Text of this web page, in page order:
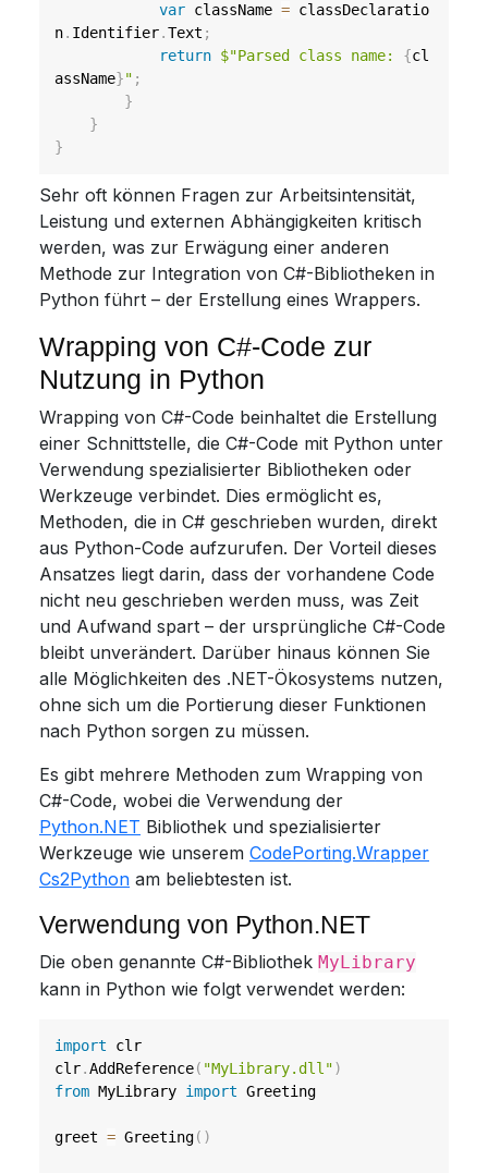
var className = classDeclaratio
n. Identifier.Text ;
return $"Parsed class name: {cl
assName}" ;
}
}
}
Sehr oft können Fragen zur Arbeitsintensität,
Leistung und externen Abhängigkeiten kritisch
werden, was zur Erwägung einer anderen
Methode zur Integration von C#-Bibliotheken in
Python führt – der Erstellung eines Wrappers.
Wrapping von C#-Code zur
Nutzung in Python
Wrapping von C#-Code beinhaltet die Erstellung
einer Schnittstelle, die C#-Code mit Python unter
Verwendung spezialisierter Bibliotheken oder
Werkzeuge verbindet. Dies ermöglicht es,
Methoden, die in C# geschrieben wurden, direkt
aus Python-Code aufzurufen. Der Vorteil dieses
Ansatzes liegt darin, dass der vorhandene Code
nicht neu geschrieben werden muss, was Zeit
und Aufwand spart – der ursprüngliche C#-Code
bleibt unverändert. Darüber hinaus können Sie
alle Möglichkeiten des .NET-Ökosystems nutzen,
ohne sich um die Portierung dieser Funktionen
nach Python sorgen zu müssen.
Es gibt mehrere Methoden zum Wrapping von
C#-Code, wobei die Verwendung der
Python.NET Bibliothek und spezialisierter
Werkzeuge wie unserem CodePorting.Wrapper
Cs2Python am beliebtesten ist.
Verwendung von Python.NET
Die oben genannte C#-Bibliothek MyLibrary
kann in Python wie folgt verwendet werden:
import clr
clr.AddReference( "MyLibrary.dll")
from MyLibrary import Greeting
greet = Greeting( )